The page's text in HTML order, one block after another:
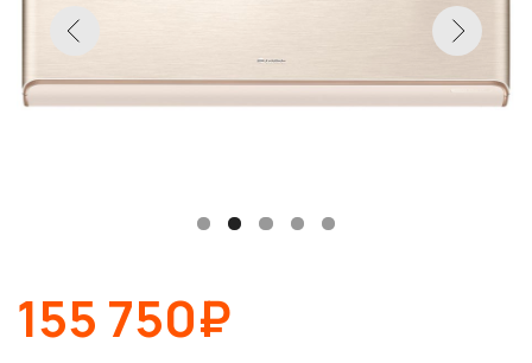
В корзину
155 750₽